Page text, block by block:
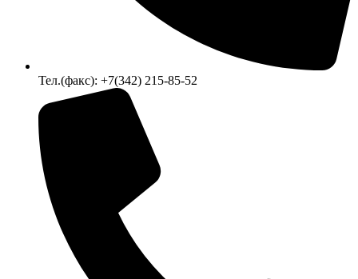
Тел.(факс): +7(342) 215-85-52